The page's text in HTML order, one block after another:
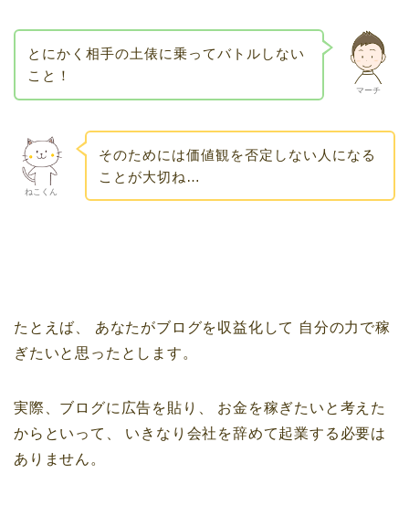
マーチ
とにかく相手の土俵に乗ってバトルしない
こと！
ねこくん
そのためには価値観を否定しない人になる
ことが大切ね…
たとえば、 あなたがブログを収益化して 自分の力で稼
ぎたいと思ったとします。
実際、ブログに広告を貼り、
お金を稼ぎたいと考えた
からといって、
いきなり会社を辞めて起業する必要は
ありません。